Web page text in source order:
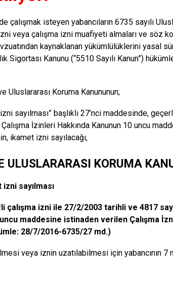
çalışmak isteyen yabancıların 6735 sayılı
veya çalışma izni muafiyeti almaları ve söz
kaynaklanan yükümlülüklerini yasal
Sigortası Kanunu (“5510 Sayılı Kanun”)
Uluslararası Koruma Kanununun;
sayılması” başlıklı 27’nci maddesinde,
Çalışma İzinleri Hakkında Kanunun 10 uncu
ikamet izni sayılacağı,
ULUSLARARASI KORUMA
sayılması
çalışma izni ile 27/2/2003 tarihli ve 4817
uncu maddesine istinaden verilen Çalışma
28/7/2016-6735/27 md.)
veya iznin uzatılabilmesi için yabancının 7